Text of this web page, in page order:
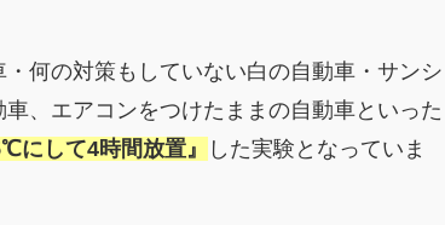
何の対策もしていない白の自動車・サンシ
、エアコンをつけたままの自動車といった
にして4時間放置』
した実験となっていま